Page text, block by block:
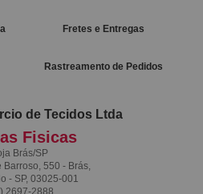
Fretes e Entregas
Rastreamento de Pedidos
de Tecidos Ltda
Fisicas
Brás/SP
Barroso, 550 - Brás,
- SP, 03025-001
2697-2888